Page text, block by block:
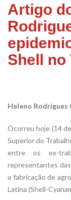
Artigo
Shell no
Heleno Rodrigues
Ocorreu hoje (14
Superior do
entre os ex-
representantes
a fabricação de
Latina (Shell-